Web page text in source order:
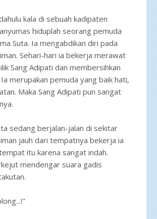
kala di sebuah kadipaten
hiduplah seorang pemuda
Suta. Ia mengabdikan diri pada
Sehari-hari ia bekerja merawat
Sang Adipati dan membersihkan
merupakan pemuda yang baik hati,
Maka Sang Adipati pun sangat
sedang berjalan-jalan di sekitar
jauh dari tempatnya bekerja ia
itu karena sangat indah.
mendengar suara gadis